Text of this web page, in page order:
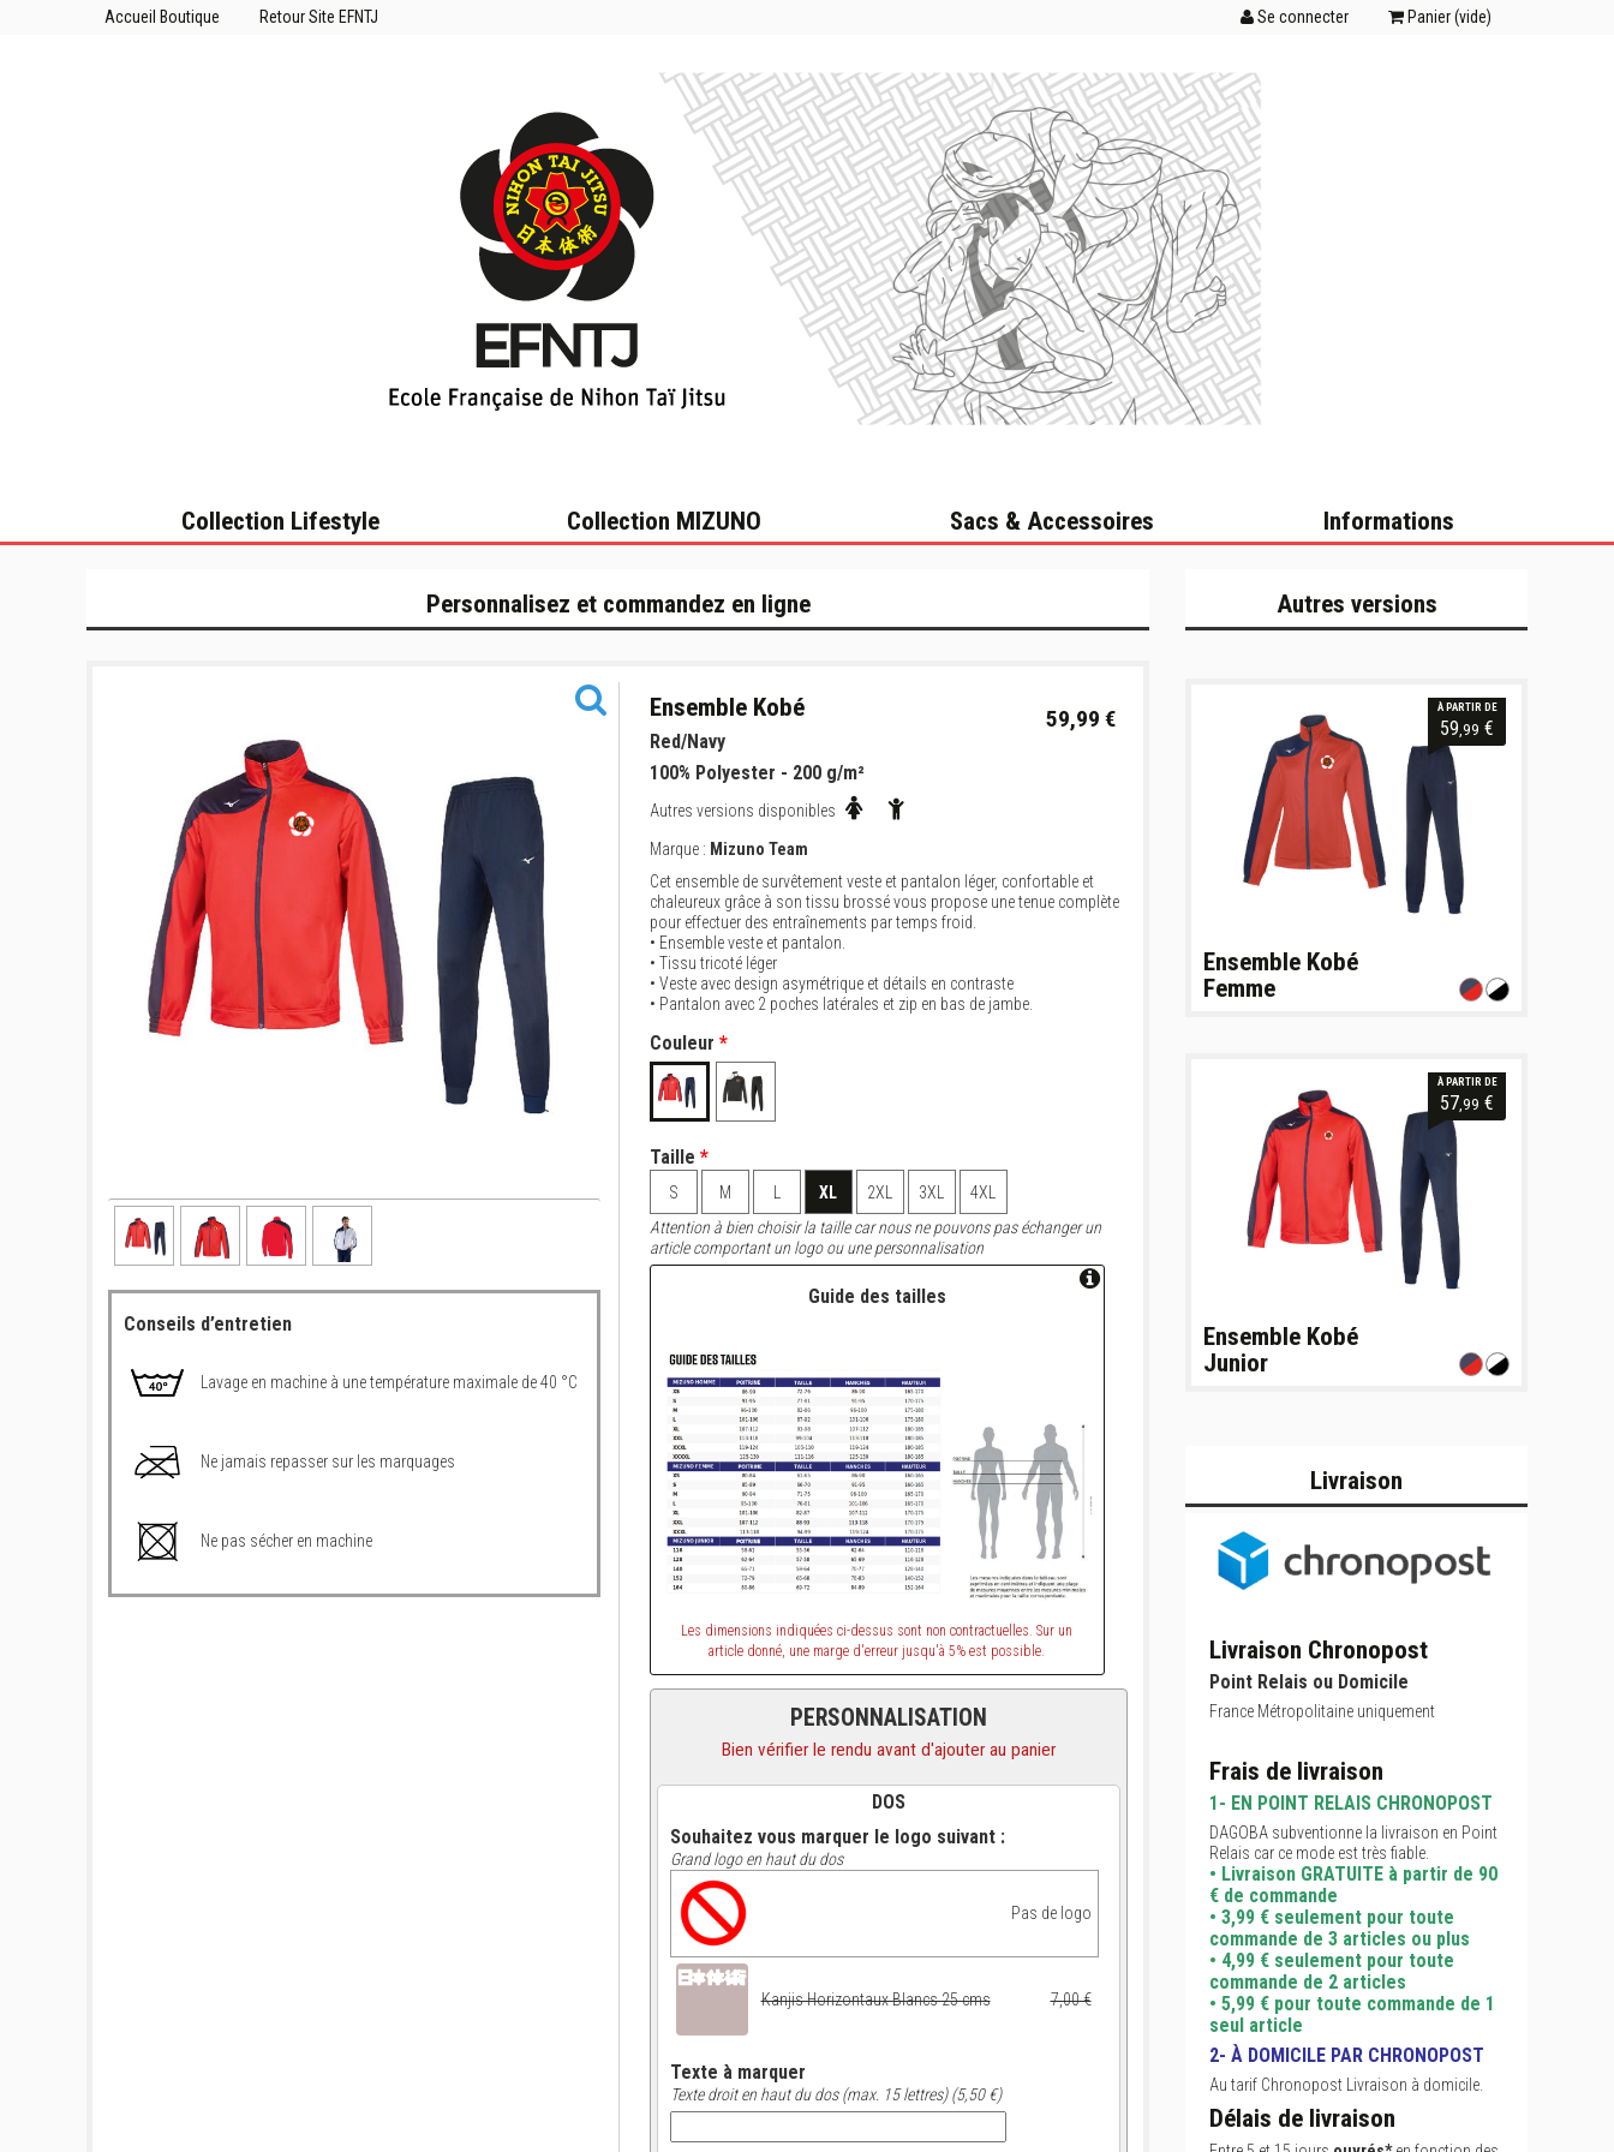
Accueil Boutique Retour Site EFNTJ Se connecter Panier (vide)
Collection Lifestyle Collection MIZUNO Sacs & Accessoires Informations
Personnalisez et commandez en ligne
Conseils d’entretien
Lavage en machine à une température maximale de 40 °C
Ne jamais repasser sur les marquages
Ne pas sécher en machine
Ensemble Kobé 59,99 €
Red/Navy
100% Polyester - 200 g/m²
Autres versions disponibles
Marque : Mizuno Team
Cet ensemble de survêtement veste et pantalon léger, confortable et
chaleureux grâce à son tissu brossé vous propose une tenue complète
pour effectuer des entraînements par temps froid.
• Ensemble veste et pantalon.
• Tissu tricoté léger
• Veste avec design asymétrique et détails en contraste
• Pantalon avec 2 poches latérales et zip en bas de jambe.
Couleur *
Taille *
S M XL 2XL 3XL
4XL
Attention à bien choisir la taille car nous ne pouvons pas échanger un
article comportant un logo ou une personnalisation
Guide des tailles
Les dimensions indiquées ci-dessus sont non contractuelles. Sur un
article donné, une marge d'erreur jusqu'à 5% est possible.
PERSONNALISATION
Bien vérifier le rendu avant d'ajouter au panier
DOS
Souhaitez vous marquer le logo suivant :
Grand logo en haut du dos
Pas de logo
Kanjis Horizontaux Blancs 25 cms 7,00 €
Texte à marquer
Texte droit en haut du dos (max. 15 lettres) (5,50 €)
Autres versions
À PARTIR DE
59 ,99 €
Ensemble Kobé
Femme
À PARTIR DE
57,99 €
Ensemble Kobé
Junior
Livraison
Livraison Chronopost
Point Relais ou Domicile
France Métropolitaine uniquement
Frais de livraison
1- EN POINT RELAIS CHRONOPOST
DAGOBA subventionne la livraison en Point
Relais car ce mode est très fiable.
• Livraison GRATUITE à partir de 90
€ de commande
• 3,99 € seulement pour toute
commande de 3 articles ou plus
• 4,99 € seulement pour toute
commande de 2 articles
• 5,99 € pour toute commande de 1
seul article
2- À DOMICILE PAR CHRONOPOST
Au tarif Chronopost Livraison à domicile.
Délais de livraison